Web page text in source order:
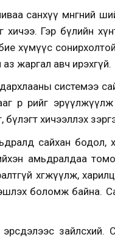
санхүү мөнгөний
хичээ. Гэр бүлийн
хүмүүс
жаргал авч ирэхгүй.
дархлааны системээ
өөрийгөө
хичээллэх
сайхан бодол,
амьдралдаа
хөгжүүлж,
боломж байна.
зайлсхий.